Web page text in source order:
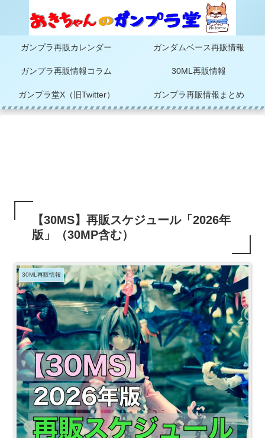
ガンプラ再販カレンダー ガンダムベース再販情報
ガンプラ再販情報コラム 30ML再販情報
ガンプラ堂X（旧Twitter） ガンプラ再販情報まとめ
【30MS】再販スケジュール「2026年
版」（30MP含む）
30ML再販情報